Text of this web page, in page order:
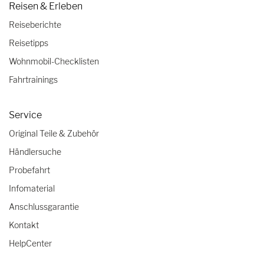
Reisen & Erleben
Reiseberichte
Reisetipps
Wohnmobil-Checklisten
Fahrtrainings
Service
Original Teile & Zubehör
Händlersuche
Probefahrt
Infomaterial
Anschlussgarantie
Kontakt
HelpCenter